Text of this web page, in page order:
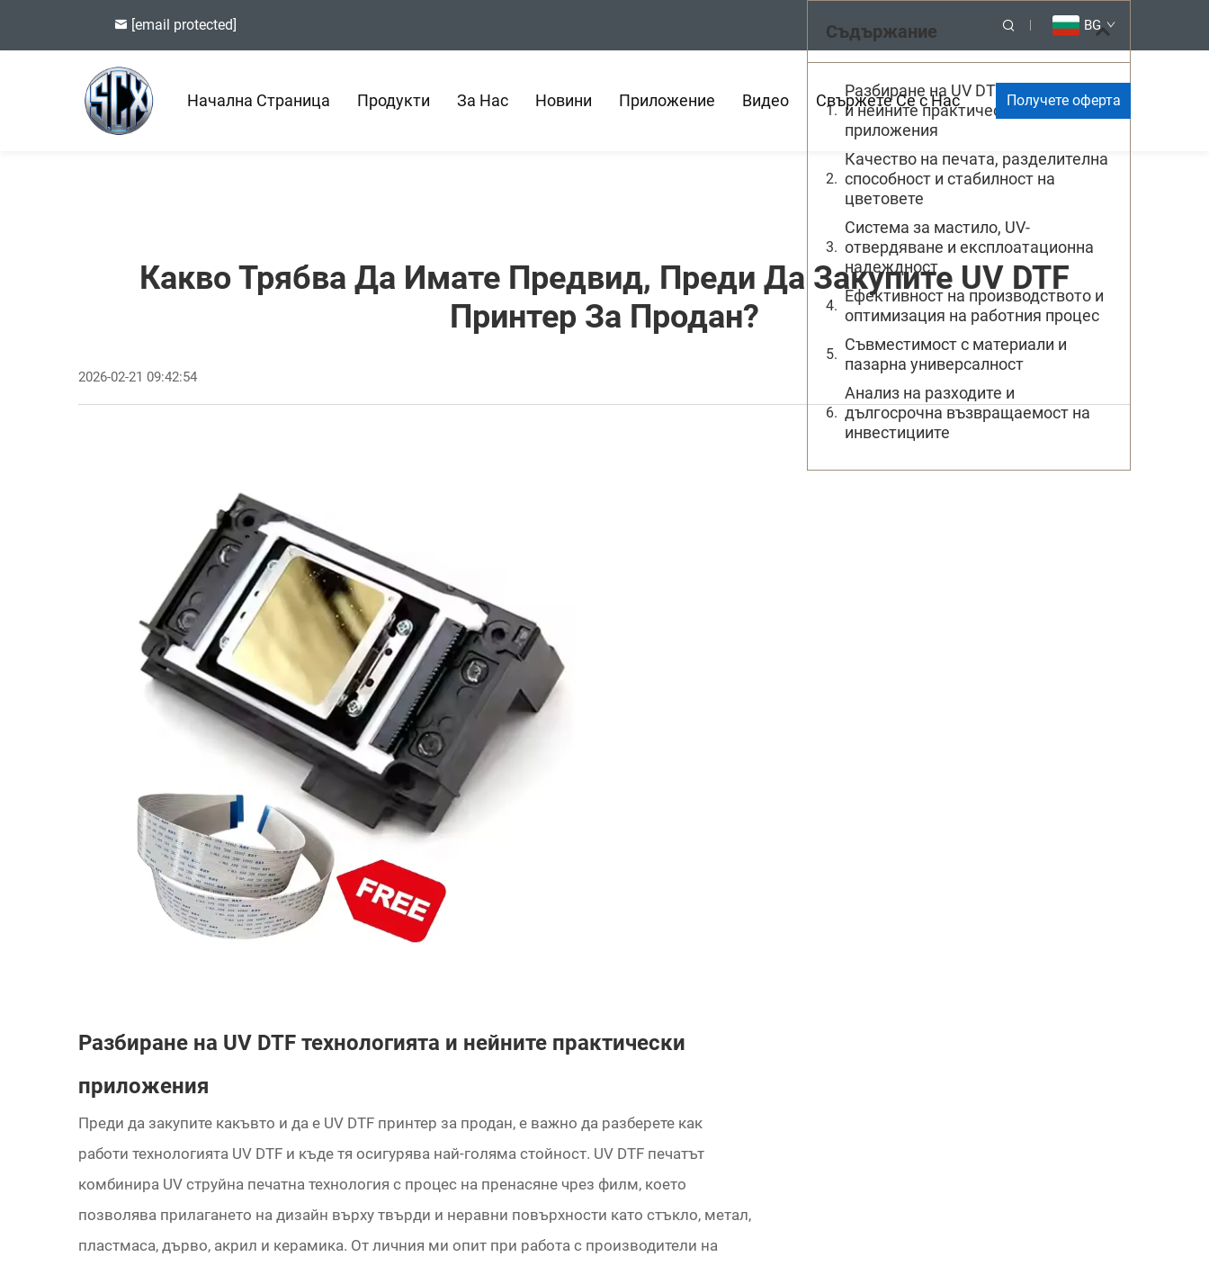
[email protected] BG
Начална Страница Продукти За Нас Новини Приложение Видео Свържете Се с Нас Получете оферта
Какво Трябва Да Имате Предвид, Преди Да Закупите UV DTF
Принтер За Продан?
2026-02-21 09:42:54
Разбиране на UV DTF технологията и нейните практически
приложения
Преди да закупите какъвто и да е UV DTF принтер за продан, е важно да разберете как
работи технологията UV DTF и къде тя осигурява най-голяма стойност. UV DTF печатът
комбинира UV струйна печатна технология с процес на пренасяне чрез филм, което
позволява прилагането на дизайн върху твърди и неравни повърхности като стъкло, метал,
пластмаса, дърво, акрил и керамика. От личния ми опит при работа с производители на
Съдържание
Разбиране на UV DTF технологията
и нейните практически
приложения
Качество на печата, разделителна
способност и стабилност на
цветовете
Система за мастило, UV-
отвердяване и експлоатационна
надеждност
Ефективност на производството и
оптимизация на работния процес
Съвместимост с материали и
пазарна универсалност
Анализ на разходите и
дългосрочна възвращаемост на
инвестициите